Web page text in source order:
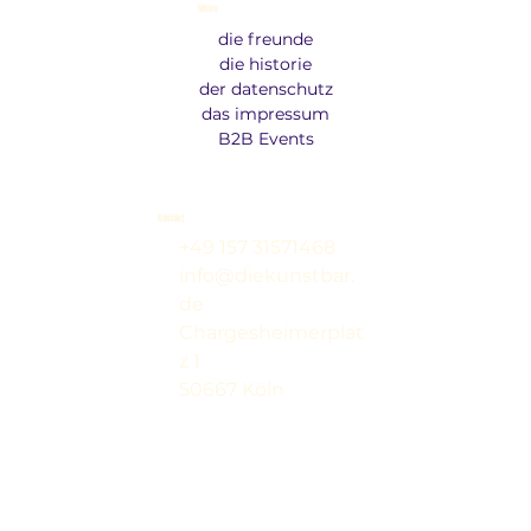
Menu
die freunde
die historie
der datenschutz
das impressum
B2B Events
Kontakt
+49 157 31571468
info@diekunstbar.
de
Chargesheimerplat
z 1
50667 Köln